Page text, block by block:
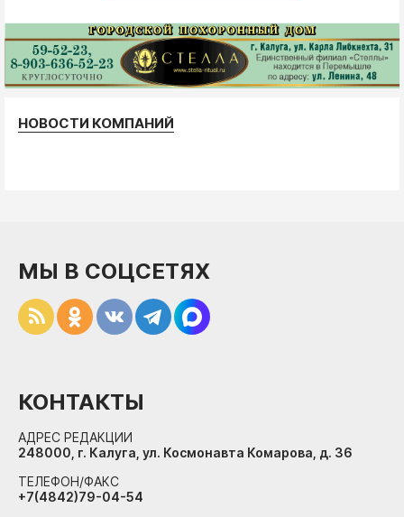
НОВОСТИ КОМПАНИЙ
МЫ В СОЦСЕТЯХ
КОНТАКТЫ
АДРЕС РЕДАКЦИИ
248000, г. Калуга, ул. Космонавта Комарова, д. 36
ТЕЛЕФОН/ФАКС
+7(4842)79-04-54